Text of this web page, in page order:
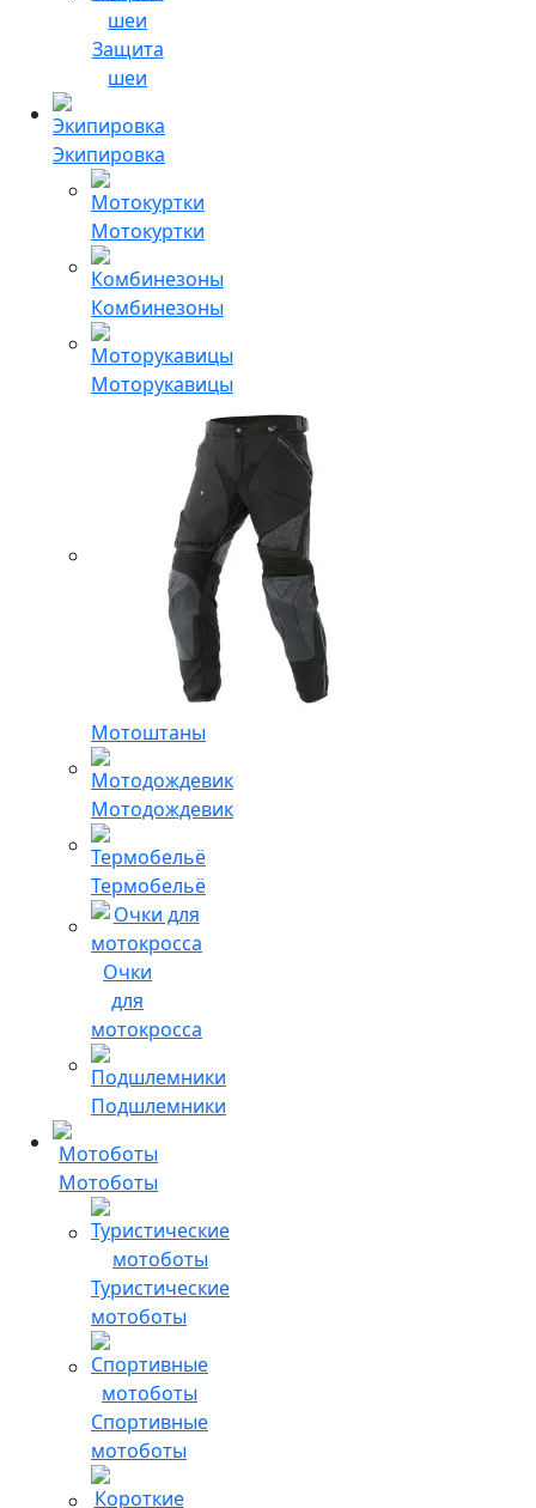
Защита
шеи
Экипировка
Мотокуртки
Комбинезоны
Моторукавицы
Мотоштаны
Мотодождевик
Термобельё
Очки
для
мотокросса
Подшлемники
Мотоботы
Туристические
мотоботы
Спортивные
мотоботы